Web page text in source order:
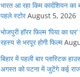
भारत आ रहा किम कार्दशियन का
पहले स्टोर August 5, 2026
भोजपुरी हॉरर फिल्म ‘पिया का
रहस्य से भरपूर होगी फिल्म
बिहार में पहली बार प्लास्टिक
अगस्त को पटना में जुटेंगे कई